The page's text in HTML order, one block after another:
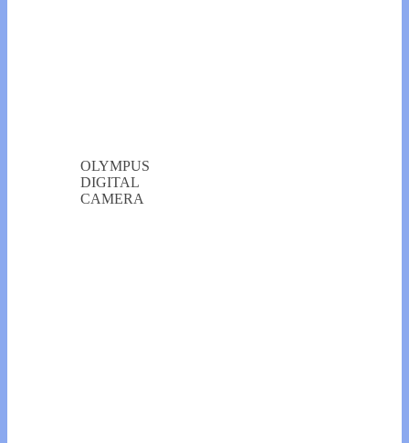
OLYMPUS
DIGITAL
CAMERA